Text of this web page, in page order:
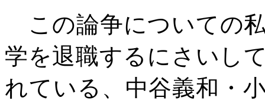
この論争についての
学を退職するにさいし
れている、中谷義和・